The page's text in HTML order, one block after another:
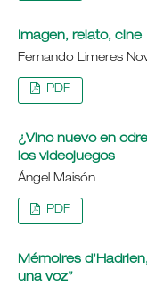
Imagen, relato, cine
Fernando Limeres
PDF
¿Vino nuevo en
los videojuegos
Ángel Maisón
PDF
Mémoires
una voz”